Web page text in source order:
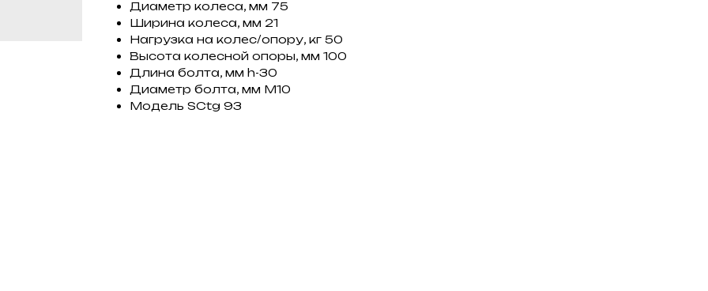
Диаметр колеса, мм 75
Ширина колеса, мм 21
Нагрузка на колес/опору, кг 50
Высота колесной опоры, мм 100
Длина болта, мм h-30
Диаметр болта, мм M10
Модель SCtg 93